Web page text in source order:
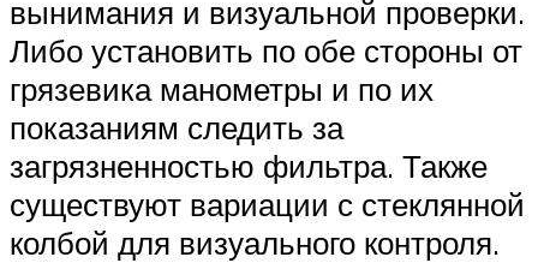
вынимания и визуальной проверки.
Либо установить по обе стороны от
грязевика манометры и по их
показаниям следить за
загрязненностью фильтра. Также
существуют вариации с стеклянной
колбой для визуального контроля.